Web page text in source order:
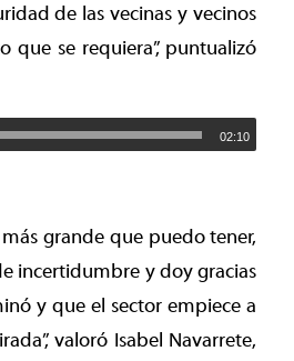
de las vecinas y vecinos
que se requiera”, puntualizó
02:10
grande que puedo tener,
incertidumbre y doy gracias
y que el sector empiece a
valoró Isabel Navarrete,